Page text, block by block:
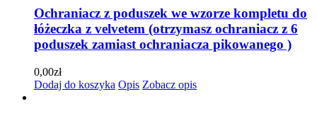
Ochraniacz z poduszek we wzorze kompletu do
łóżeczka z velvetem (otrzymasz ochraniacz z 6
poduszek zamiast ochraniacza pikowanego )
0,00zł
Dodaj do koszyka Opis Zobacz opis